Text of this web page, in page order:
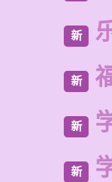
新
新
新
新